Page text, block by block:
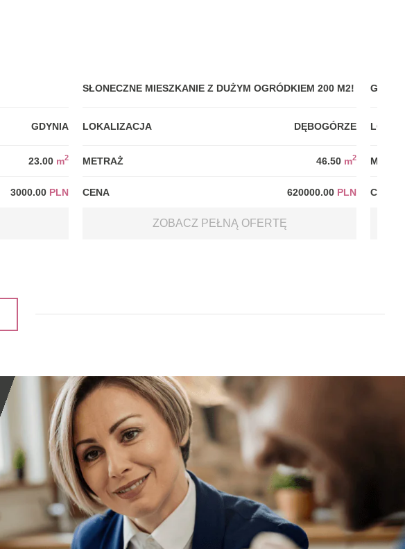
GDYNIA
23.00 m2
3000.00 PLN
SŁONECZNE MIESZKANIE Z DUŻYM OGRÓDKIEM 200 M2!
LOKALIZACJA DĘBOGÓRZE
METRAŻ 46.50 m2
CENA 620000.00 PLN
ZOBACZ PEŁNĄ OFERTĘ
CENA